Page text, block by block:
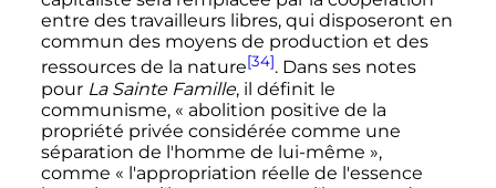
entre des travailleurs libres, qui disposeront en
commun des moyens de production et des
ressources de la nature[34]. Dans ses notes
pour La Sainte Famille, il définit le
communisme, « abolition positive de la
propriété privée considérée comme une
séparation de l'homme de lui-même »,
comme « l'appropriation réelle de l'essence